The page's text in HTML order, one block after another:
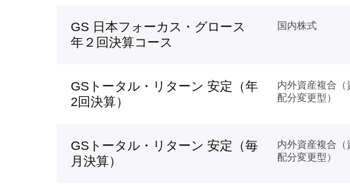
GS 日本フォーカス・グロース
年２回決算コース
国内株式
GSトータル・リターン 安定（年
2回決算）
内外資産複合（
配分変更型）
GSトータル・リターン 安定（毎
月決算）
内外資産複合（
配分変更型）